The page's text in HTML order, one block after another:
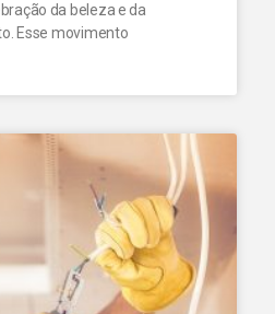
da beleza e da
Esse movimento